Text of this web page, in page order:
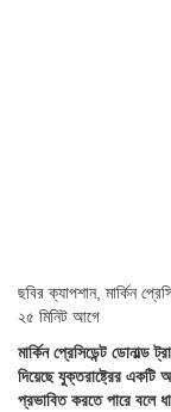
ছবির ক্যাপশান, মার্কিন
২৫ মিনিট আগে
মার্কিন প্রেসিডেন্ট ডোনাল্ড
দিয়েছে যুক্তরাষ্ট্রের একটি
প্রভাবিত করতে পারে বলে